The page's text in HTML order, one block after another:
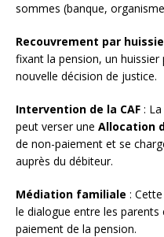
sommes (banque,
Recouvrement par
fixant la pension, un
nouvelle décision de justice.
Intervention de la CAF :
peut verser une Allocation
de non-paiement et se
auprès du débiteur.
Médiation familiale :
le dialogue entre les
paiement de la pension.